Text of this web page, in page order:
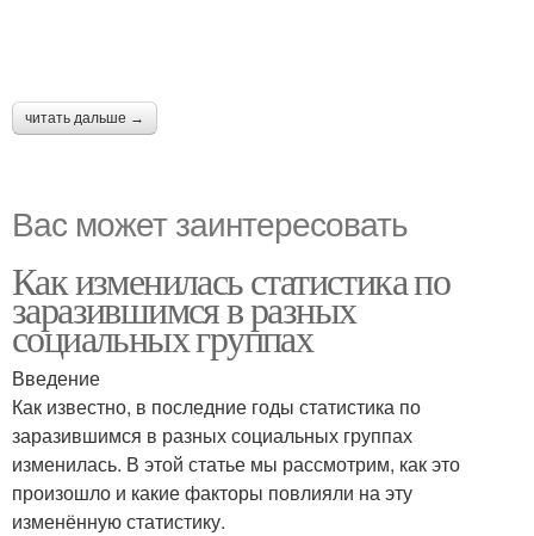
читать дальше →
Вас может заинтересовать
Как изменилась статистика по
заразившимся в разных
социальных группах
Введение
Как известно, в последние годы статистика по
заразившимся в разных социальных группах
изменилась. В этой статье мы рассмотрим, как это
произошло и какие факторы повлияли на эту
изменённую статистику.